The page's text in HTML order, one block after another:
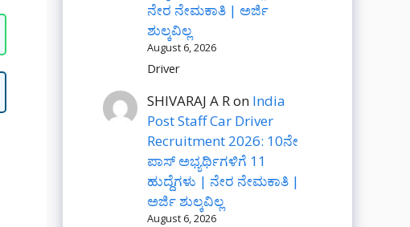
ನೇರ ನೇಮಕಾತಿ | ಅರ್ಜಿ
ಶುಲ್ಕವಿಲ್ಲ
August 6, 2026
Driver
SHIVARAJ A Ron India
Post Staff Car Driver
Recruitment 2026: 10ನೇ
ಪಾಸ್ ಅಭ್ಯರ್ಥಿಗಳಿಗೆ 11
ಹುದ್ದೆಗಳು | ನೇರ ನೇಮಕಾತಿ |
ಅರ್ಜಿ ಶುಲ್ಕವಿಲ್ಲ
August 6, 2026